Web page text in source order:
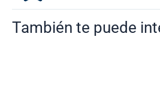
También te puede